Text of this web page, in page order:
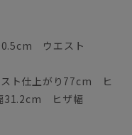
ウエスト
ト仕上がり77cm ヒ
31.2cm ヒザ幅